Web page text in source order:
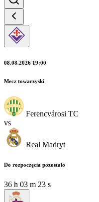
08.08.2026 19:00
Mecz towarzyski
Ferencvárosi TC
vs
Real Madryt
Do rozpoczęcia pozostało
36 h 03 m 22 s